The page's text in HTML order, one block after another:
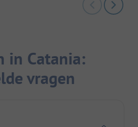
in Catania:
vragen